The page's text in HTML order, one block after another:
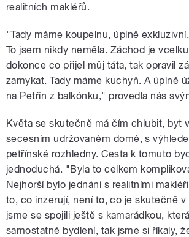
realitních makléřů.
"Tady máme koupelnu, úplně
To jsem nikdy neměla. Záchod je
dokonce co přijel můj táta, tak opravil
zamykat. Tady máme kuchyň. A úplně
na Petřín z balkónku," provedla nás
Květa se skutečně má čím chlubit, byt
secesním udržovaném domě, s
petřínské rozhledny. Cesta k tomuto
jednoduchá. "Byla to celkem
Nejhorší bylo jednání s realitními
to, co inzerují, není to, co je skutečně v
jsme se spojili ještě s kamarádkou,
samostatné bydlení, tak jsme si říkaly,